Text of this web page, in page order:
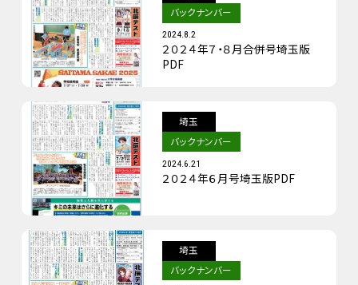
バックナンバー
2024.8.2
２０２４年７・８月合併号埼玉版
PDF
埼玉
バックナンバー
2024.6.21
２０２４年６月号埼玉版PDF
埼玉
バックナンバー